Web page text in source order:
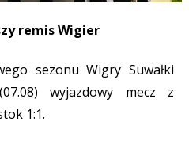
remis Wigier
sezonu Wigry Suwałki
wyjazdowy mecz z
1:1.